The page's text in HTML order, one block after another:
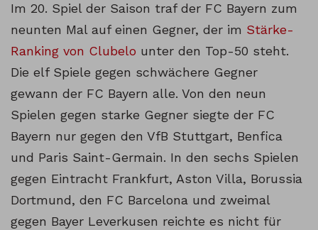
Im 20. Spiel der Saison traf der FC Bayern zum
neunten Mal auf einen Gegner, der im Stärke-
Ranking von Clubelo unter den Top-50 steht.
Die elf Spiele gegen schwächere Gegner
gewann der FC Bayern alle. Von den neun
Spielen gegen starke Gegner siegte der FC
Bayern nur gegen den VfB Stuttgart, Benfica
und Paris Saint-Germain. In den sechs Spielen
gegen Eintracht Frankfurt, Aston Villa, Borussia
Dortmund, den FC Barcelona und zweimal
gegen Bayer Leverkusen reichte es nicht für